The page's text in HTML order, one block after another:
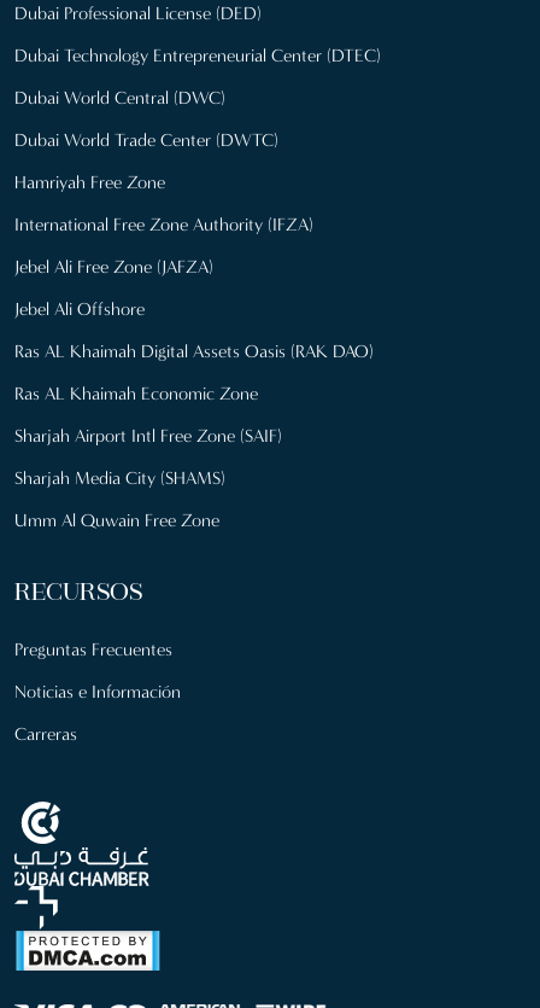
Dubai Professional License (DED)
Dubai Technology Entrepreneurial Center (DTEC)
Dubai World Central (DWC)
Dubai World Trade Center (DWTC)
Hamriyah Free Zone
International Free Zone Authority (IFZA)
Jebel Ali Free Zone (JAFZA)
Jebel Ali Offshore
Ras AL Khaimah Digital Assets Oasis (RAK DAO)
Ras AL Khaimah Economic Zone
Sharjah Airport Intl Free Zone (SAIF)
Sharjah Media City (SHAMS)
Umm Al Quwain Free Zone
RECURSOS
Preguntas Frecuentes
Noticias e Información
Carreras